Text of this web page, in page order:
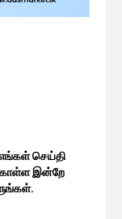
செய்தி
இன்றே